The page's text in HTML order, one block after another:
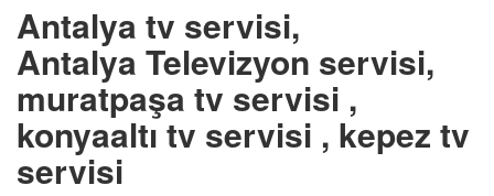
Antalya tv servisi,
Antalya Televizyon servisi,
muratpaşa tv servisi ,
konyaaltı tv servisi , kepez tv
servisi